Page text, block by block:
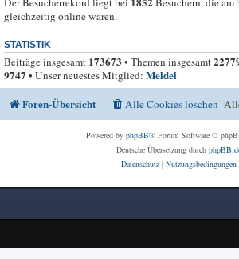
gleichzeitig online waren.
STATISTIK
Beiträge insgesamt 173673 • Themen insgesamt
9747• Unser neuestes Mitglied: Meldel
Foren-Übersicht
Alle Cookies löschen
Powered by phpBB® Forum Software ©
Deutsche Übersetzung durch
Datenschutz| Nutzungsbedingungen